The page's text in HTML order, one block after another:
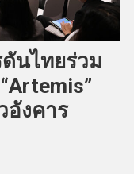
ดันไทยร่วม
อังคาร